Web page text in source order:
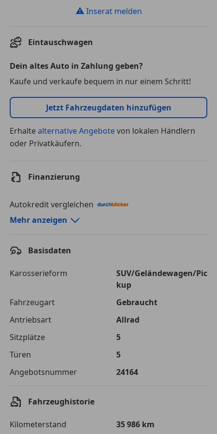
⚠ Inserat melden
Eintauschwagen
Dein altes Auto in Zahlung geben?
Kaufe und verkaufe bequem in nur einem Schritt!
Jetzt Fahrzeugdaten hinzufügen
Erhaltealternative Angebotevon lokalen Händlern
oder Privatkäufern.
Finanzierung
Autokredit vergleichen
Autokredit-Rechner von durchblicker.at
120 Monate
Kreditbetrag
€ 28 900,-
Gesamtbetrag
Einberechnete Gebühren
€ 0,-
Effektivzinsatz
Sollzinssatz
Monatliche Rate € 339,29
Mehr anzeigen
Basisdaten
Karosserieform
SUV/Geländewagen/Pic
kup
Fahrzeugart
Gebraucht
Antriebsart
Allrad
Sitzplätze
5
Türen
5
Angebotsnummer
24164
Fahrzeughistorie
Kilometerstand
35 986 km